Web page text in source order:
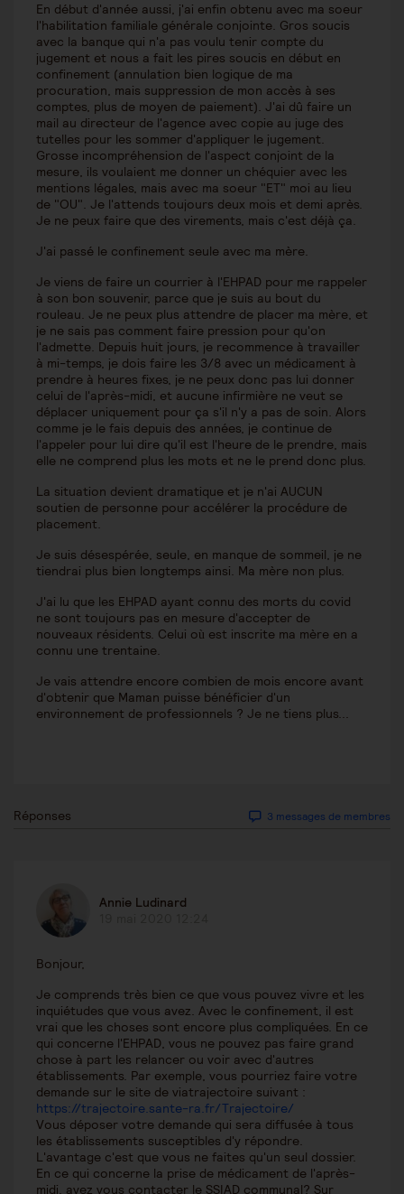
En début d'année aussi, j'ai enfin obtenu avec ma soeur
l'habilitation familiale générale conjointe. Gros soucis
avec la banque qui n'a pas voulu tenir compte du
jugement et nous a fait les pires soucis en début en
confinement (annulation bien logique de ma
procuration, mais suppression de mon accès à ses
comptes, plus de moyen de paiement). J'ai dû faire un
mail au directeur de l'agence avec copie au juge des
tutelles pour les sommer d'appliquer le jugement.
Grosse incompréhension de l'aspect conjoint de la
mesure, ils voulaient me donner un chéquier avec les
mentions légales, mais avec ma soeur "ET" moi au lieu
de "OU". Je l'attends toujours deux mois et demi après.
Je ne peux faire que des virements, mais c'est déjà ça.
J'ai passé le confinement seule avec ma mère.
Je viens de faire un courrier à l'EHPAD pour me rappeler
à son bon souvenir, parce que je suis au bout du
rouleau. Je ne peux plus attendre de placer ma mère, et
je ne sais pas comment faire pression pour qu'on
l'admette. Depuis huit jours, je recommence à travailler
à mi-temps, je dois faire les 3/8 avec un médicament à
prendre à heures fixes, je ne peux donc pas lui donner
celui de l'après-midi, et aucune infirmière ne veut se
déplacer uniquement pour ça s'il n'y a pas de soin. Alors
comme je le fais depuis des années, je continue de
l'appeler pour lui dire qu'il est l'heure de le prendre, mais
elle ne comprend plus les mots et ne le prend donc plus.
La situation devient dramatique et je n'ai AUCUN
soutien de personne pour accélérer la procédure de
placement.
Je suis désespérée, seule, en manque de sommeil, je ne
tiendrai plus bien longtemps ainsi. Ma mère non plus.
J'ai lu que les EHPAD ayant connu des morts du covid
ne sont toujours pas en mesure d'accepter de
nouveaux résidents. Celui où est inscrite ma mère en a
connu une trentaine.
Je vais attendre encore combien de mois encore avant
d'obtenir que Maman puisse bénéficier d'un
environnement de professionnels ? Je ne tiens plus...
Réponses 3 messages de membres
Annie Ludinard
Bonjour,
Je comprends très bien ce que vous pouvez vivre et les
inquiétudes que vous avez. Avec le confinement, il est
vrai que les choses sont encore plus compliquées. En ce
qui concerne l'EHPAD, vous ne pouvez pas faire grand
chose à part les relancer ou voir avec d'autres
établissements. Par exemple, vous pourriez faire votre
demande sur le site de viatrajectoire suivant :
https://trajectoire.sante-ra.fr/Trajectoire/
Vous déposer votre demande qui sera diffusée à tous
les établissements susceptibles d'y répondre.
L'avantage c'est que vous ne faites qu'un seul dossier.
En ce qui concerne la prise de médicament de l'après-
midi, avez vous contacter le SSIAD communal? Sur